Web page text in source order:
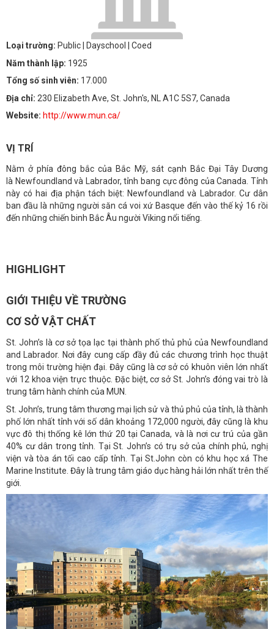
Loại trường: Public | Dayschool
| Coed
Năm thành lập: 1925
Tổng số sinh viên: 17.000
Địa chỉ: 230 Elizabeth Ave, St. John's, NL A1C 5S7, Canada
Website: http://www.mun.ca/
VỊ TRÍ
Nằm ở phía đông bắc của Bắc Mỹ, sát cạnh Bắc Đại Tây Dương
là Newfoundland và Labrador, tỉnh bang cực đông của Canada. Tỉnh
này có hai địa phận tách biệt: Newfoundland và Labrador. Cư dân
ban đầu là những người săn cá voi xứ Basque đến vào thế kỷ 16 rồi
đến những chiến binh Bắc Âu người Viking nổi tiếng.
HIGHLIGHT
GIỚI THIỆU VỀ TRƯỜNG
CƠ SỞ VẬT CHẤT
St. John’s là cơ sở tọa lạc tại thành phố thủ phủ của Newfoundland
and Labrador. Nơi đây cung cấp đầy đủ các chương trình học thuật
trong môi trường hiện đại. Đây cũng là cơ sở có khuôn viên lớn nhất
với 12 khoa viện trực thuộc. Đặc biệt, cơ sở St. John’s đóng vai trò là
trung tâm hành chính của MUN.
St. John’s, trung tâm thương mại lịch sử và thủ phủ của tỉnh, là thành
phố lớn nhất tỉnh với số dân khoảng 172,000 người, đây cũng là khu
vực đô thị thống kê lớn thứ 20 tại Canada, và là nơi cư trú của gần
40% cư dân trong tỉnh. Tại St. John’s có trụ sở của chính phủ, nghị
viện và tòa án tối cao cấp tỉnh. Tại St.John còn có khu học xá The
Marine Institute. Đây là trung tâm giáo dục hàng hải lớn nhất trên thế
giới.